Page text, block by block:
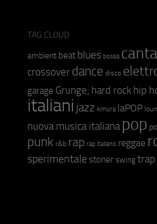
TAG CLOUD
ambient beat blues bossa
crossover dance disco
garage Grunge; hard rock hip
italiani jazz kimura laPOP
nuova musica italiana pop
punk r&b rap rap italiano reggae
sperimentale stoner swing trap